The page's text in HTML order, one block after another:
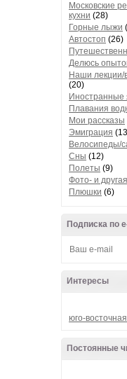
Московские
кухни (28)
Горные лыжи
Автостоп (26)
Делюсь
Наши лекции/
(20)
Иностранные
Плавания
Мои рассказы
Эмиграция
Велосипеды/
Сны (12)
Полеты (9)
Фото- и
Плюшки (6)
Подписка по
Интересы
юго-
Постоянные